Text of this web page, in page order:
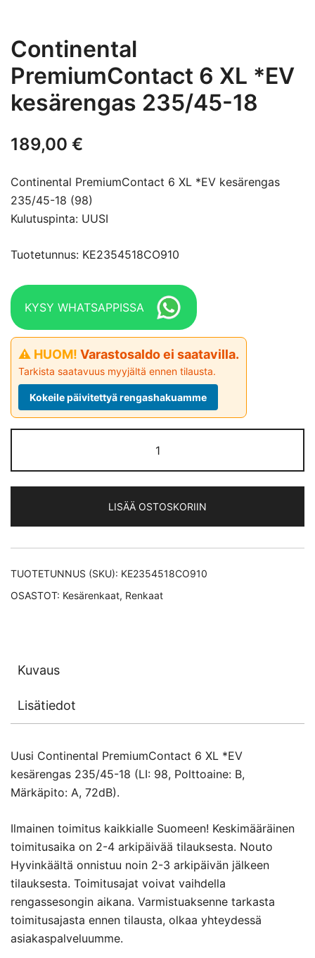
Continental
PremiumContact 6 XL *EV
kesärengas 235/45-18
189,00 €
Continental PremiumContact 6 XL *EV kesärengas
235/45-18 (98)
Kulutuspinta: UUSI
Tuotetunnus: KE2354518CO910
KYSY WHATSAPPISSA
⚠ HUOM! Varastosaldo ei saatavilla.
Tarkista saatavuus myyjältä ennen tilausta.
Kokeile päivitettyä rengashakuamme
PremiumContact
6 XL *EV
235/45-
18
määrä
LISÄÄ OSTOSKORIIN
TUOTETUNNUS (SKU): KE2354518CO910
OSASTOT: Kesärenkaat, Renkaat
Kuvaus
Lisätiedot
Uusi Continental PremiumContact 6 XL *EV
kesärengas 235/45-18 (LI: 98, Polttoaine: B,
Märkäpito: A, 72dB).
Ilmainen toimitus kaikkialle Suomeen! Keskimääräinen
toimitusaika on 2-4 arkipäivää tilauksesta. Nouto
Hyvinkäältä onnistuu noin 2-3 arkipäivän jälkeen
tilauksesta. Toimitusajat voivat vaihdella
rengassesongin aikana. Varmistuaksenne tarkasta
toimitusajasta ennen tilausta, olkaa yhteydessä
asiakaspalveluumme.